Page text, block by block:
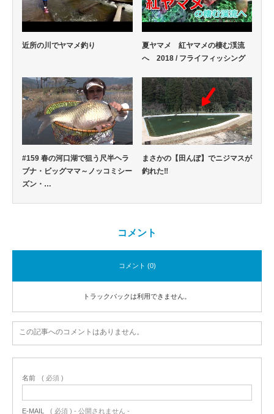
近所の川でヤマメ釣り
夏ヤマメ 紅ヤマメの棲む渓流
へ 2018 / フライフィッシング
#159 春の河口湖で狙う尺半ヘラ
ブナ・ビッグママ～ノッコミシー
ズン・…
まさかの【田んぼ】でニジマスが
釣れた‼
コメント
コメント (0)
トラックバックは利用できません。
この記事へのコメントはありません。
名前 ( 必須 )
E-MAIL ( 必須 ) - 公開されません -